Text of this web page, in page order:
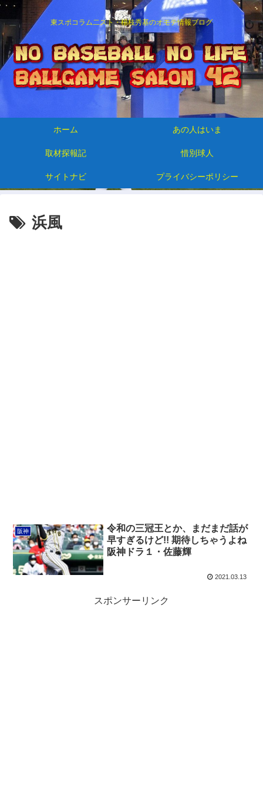
東スポコラム二スト・楊枝秀基のオモテ情報ブログ
ホーム あの人はいま
取材探報記 惜別球人
サイトナビ プライバシーポリシー
浜風
阪神
令和の三冠王とか、まだまだ話が
早すぎるけど!! 期待しちゃうよね
阪神ドラ１・佐藤輝
2021.03.13
スポンサーリンク